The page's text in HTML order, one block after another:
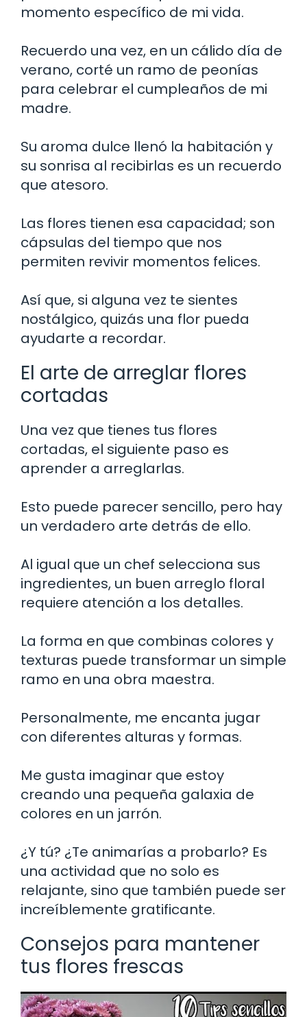
momento específico de mi vida.
Recuerdo una vez, en un cálido día de
verano, corté un ramo de peonías
para celebrar el cumpleaños de mi
madre.
Su aroma dulce llenó la habitación y
su sonrisa al recibirlas es un recuerdo
que atesoro.
Las flores tienen esa capacidad; son
cápsulas del tiempo que nos
permiten revivir momentos felices.
Así que, si alguna vez te sientes
nostálgico, quizás una flor pueda
ayudarte a recordar.
El arte de arreglar flores
cortadas
Una vez que tienes tus flores
cortadas, el siguiente paso es
aprender a arreglarlas.
Esto puede parecer sencillo, pero hay
un verdadero arte detrás de ello.
Al igual que un chef selecciona sus
ingredientes, un buen arreglo floral
requiere atención a los detalles.
La forma en que combinas colores y
texturas puede transformar un simple
ramo en una obra maestra.
Personalmente, me encanta jugar
con diferentes alturas y formas.
Me gusta imaginar que estoy
creando una pequeña galaxia de
colores en un jarrón.
¿Y tú? ¿Te animarías a probarlo? Es
una actividad que no solo es
relajante, sino que también puede ser
increíblemente gratificante.
Consejos para mantener
tus flores frescas